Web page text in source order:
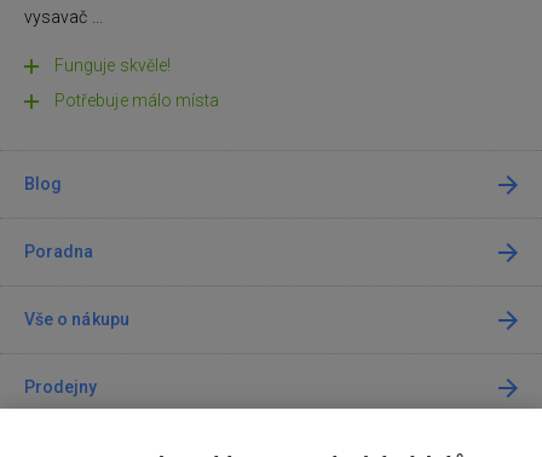
vysavač ...
Funguje skvěle!
Potřebuje málo místa
Blog
Poradna
Vše o nákupu
Prodejny